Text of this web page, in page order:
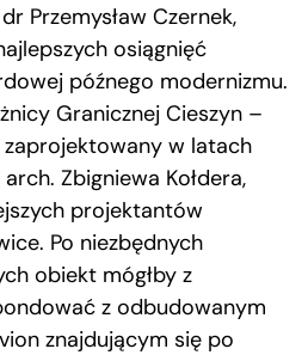
Przemysław Czernek,
osiągnięć
późnego modernizmu.
Granicznej Cieszyn –
zaprojektowany w latach
Zbigniewa Kołdera,
projektantów
Po niezbędnych
obiekt mógłby z
z odbudowanym
znajdującym się po